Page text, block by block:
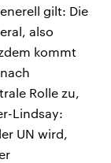
gilt: Die
also
kommt
Rolle zu,
Lindsay:
UN wird,